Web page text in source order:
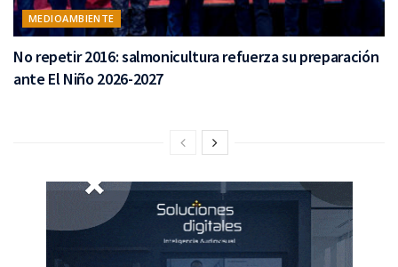
MEDIOAMBIENTE
No repetir 2016: salmonicultura refuerza su preparación
ante El Niño 2026-2027